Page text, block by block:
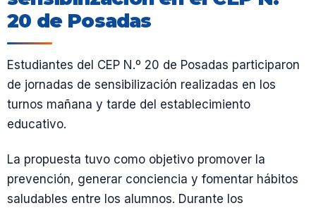
20 de Posadas
Estudiantes del CEP N.º 20 de Posadas participaron
de jornadas de sensibilización realizadas en los
turnos mañana y tarde del establecimiento
educativo.
La propuesta tuvo como objetivo promover la
prevención, generar conciencia y fomentar hábitos
saludables entre los alumnos. Durante los